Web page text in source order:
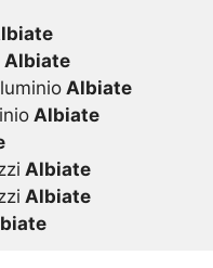
Albiate
Albiate
Albiate
Albiate
Albiate